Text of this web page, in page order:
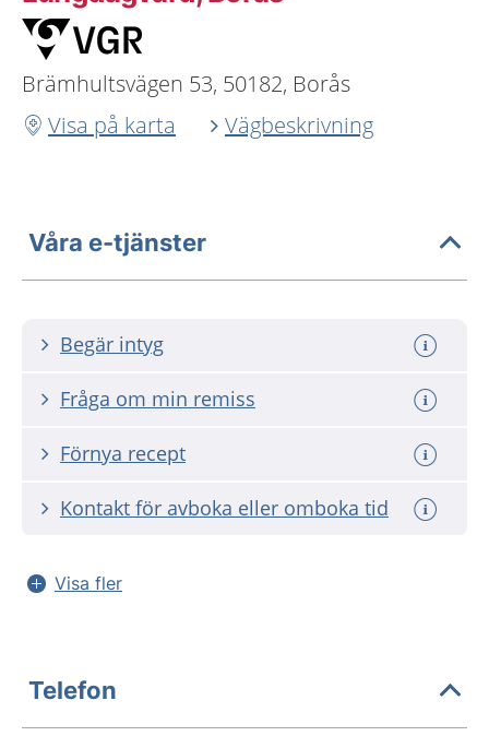
Brämhultsvägen 53, 50182, Borås
Visa på karta
Vägbeskrivning
Våra e-tjänster
Begär intyg
Fråga om min remiss
Förnya recept
Kontakt för avboka eller omboka tid
Visa fler
Telefon